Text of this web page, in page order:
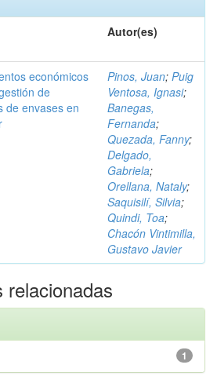
Autor(es)
económicos
de
de envases en
Pinos, Juan; Puig
Ventosa, Ignasi;
Banegas,
Fernanda;
Quezada, Fanny;
Delgado,
Gabriela;
Orellana, Nataly;
Saquisilí, Silvia;
Quindi, Toa;
Chacón Vintimilla,
Gustavo Javier
relacionadas
1